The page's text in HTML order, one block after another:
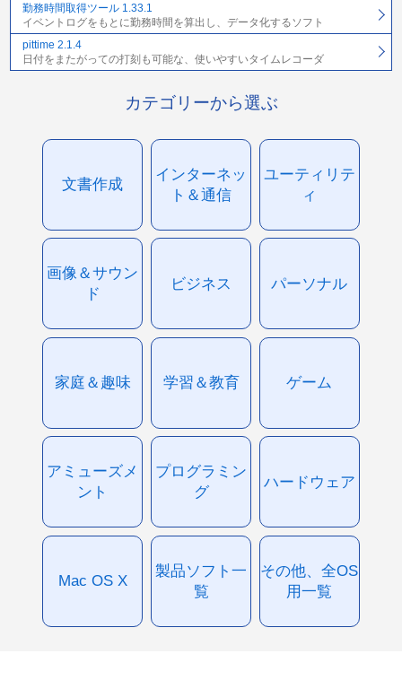
勤務時間取得ツール 1.33.1
イベントログをもとに勤務時間を算出し、データ化するソフト
pittime 2.1.4
日付をまたがっての打刻も可能な、使いやすいタイムレコーダ
カテゴリーから選ぶ
文書作成
インターネッ
ト＆通信
ユーティリテ
ィ
画像＆サウン
ド
ビジネス パーソナル
家庭＆趣味 学習＆教育 ゲーム
アミューズメ
ント
プログラミン
グ
ハードウェア
Mac OS X
製品ソフト一
覧
その他、全OS
用一覧